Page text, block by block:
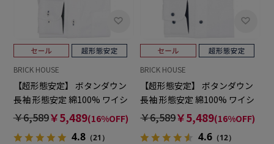
BRICK HOUSE
【超形態安定】 ボタンダウン
長袖 形態安定 綿100% ワイシ
ャツ
￥6,589￥5,489(16%OFF)
4.8（21）
BRICK HOUSE
【超形態安定】 ボタンダウン
長袖 形態安定 綿100% ワイシ
ャツ
￥6,589￥5,489(16%OFF)
4.6 （12）